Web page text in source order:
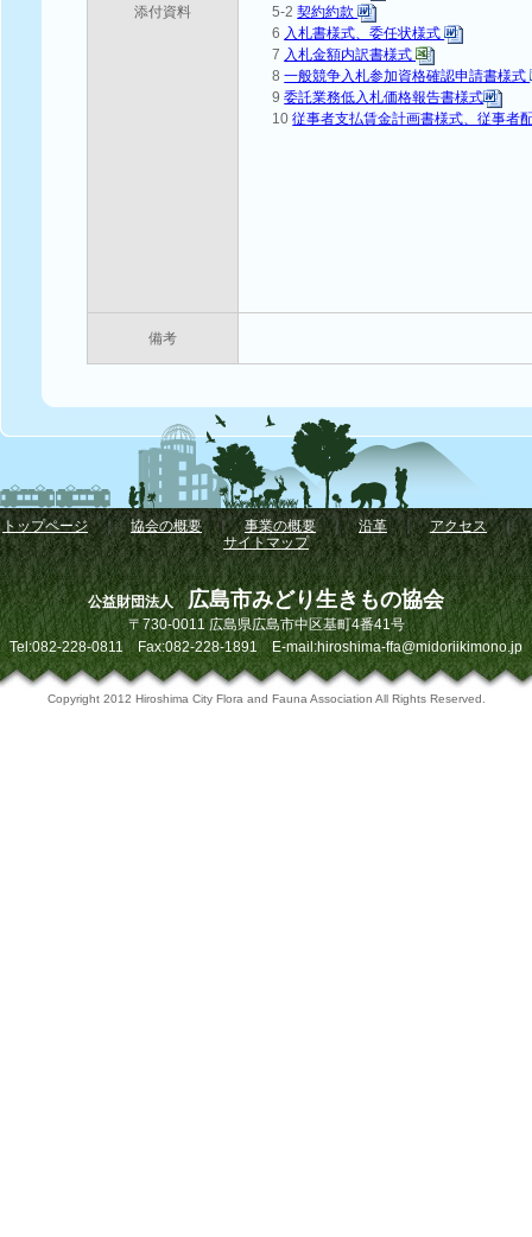
添付資料
5-2契約約款
6 入札書様式、委任状様式
7 入札金額内訳書様式
8一般競争入札参加資格確認申請書様式
9委託業務低入札価格報告書様式
10従事者支払賃金計画書様式、従事者
備考
トップページ｜ 協会の概要｜ 事業の概要 ｜沿革 ｜アクセス｜
サイトマップ
公益財団法人広島市みどり生きもの協会
〒730-0011 広島県広島市中区基町4番41号
Tel:082-228-0811 Fax:082-228-1891 E-mail:hiroshima-ffa@midoriikimono.jp
Copyright 2012 Hiroshima City Flora and Fauna Association All Rights Reserved.